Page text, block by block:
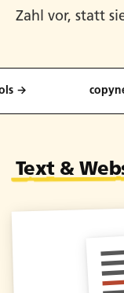
Zahl vor, statt
copyneat
Text &